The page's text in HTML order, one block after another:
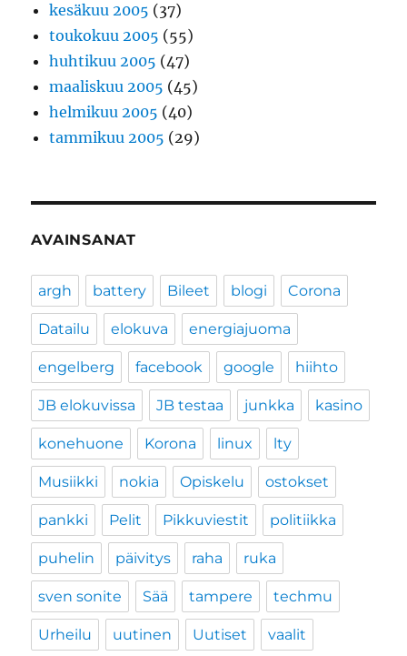
kesäkuu 2005 (37)
toukokuu 2005 (55)
huhtikuu 2005 (47)
maaliskuu 2005 (45)
helmikuu 2005 (40)
tammikuu 2005 (29)
AVAINSANAT
argh battery Bileet blogi Corona
Datailu elokuva energiajuoma
engelberg facebook google hiihto
JB elokuvissa JB testaa junkka kasino
konehuone Korona linux lty
Musiikki nokia Opiskelu ostokset
pankki Pelit Pikkuviestit politiikka
puhelin päivitys raha ruka
sven sonite Sää tampere techmu
Urheilu uutinen Uutiset vaalit